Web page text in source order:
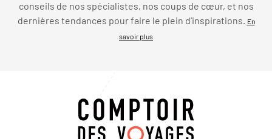
conseils de nos spécialistes, nos coups de cœur, et nos
dernières tendances pour faire le plein d’inspirations.
En
savoir plus